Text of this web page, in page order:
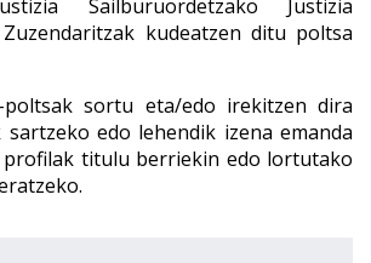
Sailburuordetzako Justizia
kudeatzen ditu poltsa
poltsak sortu eta/edo irekitzen dira
edo lehendik izena emanda
profilak titulu berriekin edo lortutako